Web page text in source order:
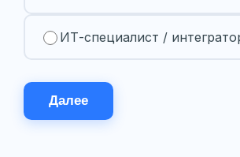
ИТ-специалист /
Далее